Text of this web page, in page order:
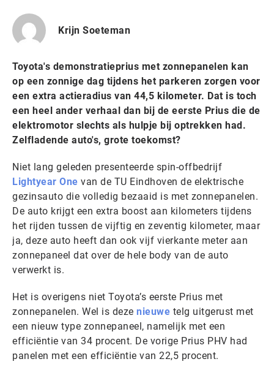
Krijn Soeteman
Toyota's demonstratieprius met zonnepanelen kan
op een zonnige dag tijdens het parkeren zorgen voor
een extra actieradius van 44,5 kilometer. Dat is toch
een heel ander verhaal dan bij de eerste Prius die de
elektromotor slechts als hulpje bij optrekken had.
Zelfladende auto's, grote toekomst?
Niet lang geleden presenteerde spin-offbedrijf
Lightyear One van de TU Eindhoven de elektrische
gezinsauto die volledig bezaaid is met zonnepanelen.
De auto krijgt een extra boost aan kilometers tijdens
het rijden tussen de vijftig en zeventig kilometer, maar
ja, deze auto heeft dan ook vijf vierkante meter aan
zonnepaneel dat over de hele body van de auto
verwerkt is.
Het is overigens niet Toyota’s eerste Prius met
zonnepanelen. Wel is deze nieuwe telg uitgerust met
een nieuw type zonnepaneel, namelijk met een
efficiëntie van 34 procent. De vorige Prius PHV had
panelen met een efficiëntie van 22,5 procent.